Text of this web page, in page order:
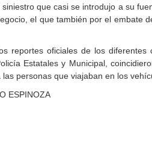
que casi se introdujo a su
el que también por el embate
reportes oficiales de los diferentes
Estatales y Municipal,
personas que viajaban en los
ESPINOZA